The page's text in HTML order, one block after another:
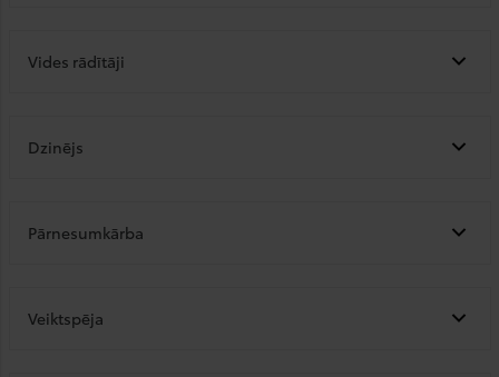
Vides rādītāji
Dzinējs
Pārnesumkārba
Veiktspēja